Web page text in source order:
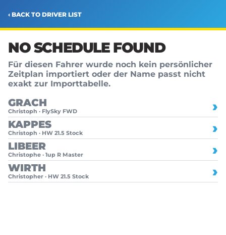
‹ BACK TO DRIVER LIST
NO SCHEDULE FOUND
Für diesen Fahrer wurde noch kein persönlicher
Zeitplan importiert oder der Name passt nicht
exakt zur Importtabelle.
GRACH
Christoph · FlySky FWD ›
KAPPES
Christoph · HW 21.5 Stock ›
LIBEER
Christophe · 1up R Master ›
WIRTH
Christopher · HW 21.5 Stock ›